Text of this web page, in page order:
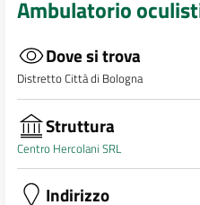
Ambulatorio
Dove si trova
Distretto Città di Bologna
Struttura
Centro Hercolani SRL
Indirizzo